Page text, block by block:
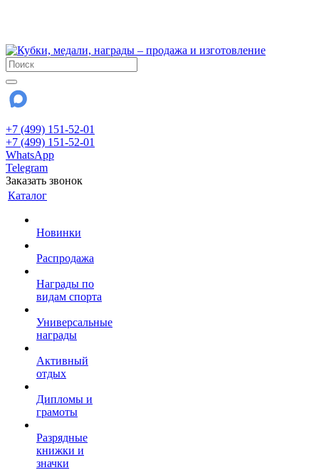
+7 (499) 151-52-01
+7 (499) 151-52-01
WhatsApp
Telegram
Заказать звонок
Каталог
Новинки
Распродажа
Награды по
видам спорта
Универсальные
награды
Активный
отдых
Дипломы и
грамоты
Разрядные
книжки и
значки